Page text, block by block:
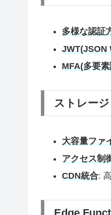
多様な認証
JWT(JSON
MFA(多要
ストレージ
大容量ファ
アクセス制
CDN統合: